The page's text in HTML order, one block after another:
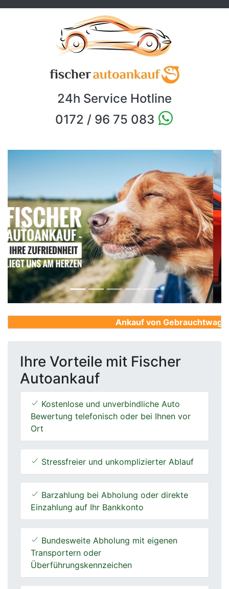
24h Service Hotline
0172 / 96 75 083
Previous Next
Ankauf von
Ihre Vorteile mit Fischer
Autoankauf
Kostenlose und unverbindliche Auto
Bewertung telefonisch oder bei Ihnen vor
Ort
Stressfreier und unkomplizierter Ablauf
Barzahlung bei Abholung oder direkte
Einzahlung auf Ihr Bankkonto
Bundesweite Abholung mit eigenen
Transportern oder
Überführungskennzeichen